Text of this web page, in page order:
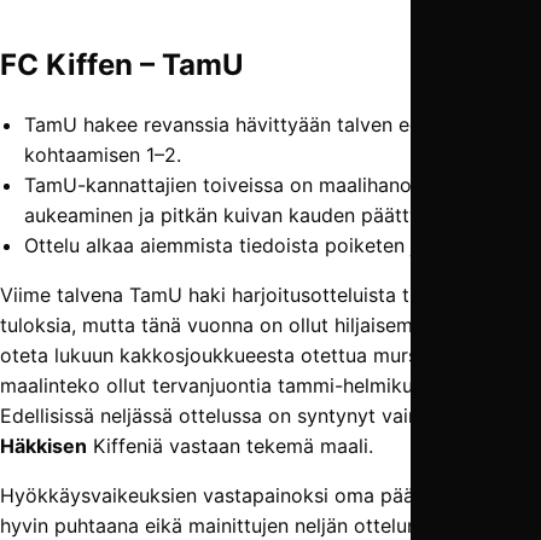
FC Kiffen – TamU
TamU hakee revanssia hävittyään talven edellisen
kohtaamisen 1–2.
TamU-kannattajien toiveissa on maalihanojen
aukeaminen ja pitkän kuivan kauden päättyminen.
Ottelu alkaa aiemmista tiedoista poiketen jo kello 20.15.
Viime talvena TamU haki harjoitusotteluista tukun kovia
tuloksia, mutta tänä vuonna on ollut hiljaisempaa. Jos ei
oteta lukuun kakkosjoukkueesta otettua murskavoittoa, on
maalinteko ollut tervanjuontia tammi-helmikuun peleissä.
Edellisissä neljässä ottelussa on syntynyt vain yksi
Häkkisen Kiffeniä vastaan tekemä maali.
Hyökkäysvaikeuksien vastapainoksi oma pää on pysynyt
hyvin puhtaana eikä mainittujen neljän ottelun aikana